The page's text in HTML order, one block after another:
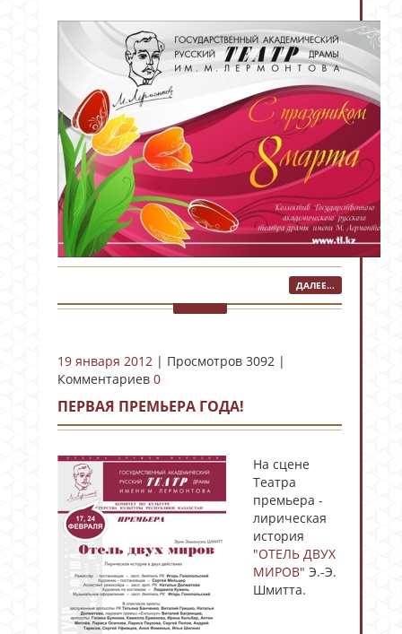
ДАЛЕЕ...
19 января 2012 | Просмотров 3092 |
Комментариев 0
ПЕРВАЯ ПРЕМЬЕРА ГОДА!
На сцене
Театра
премьера -
лирическая
история
"ОТЕЛЬ ДВУХ
МИРОВ" Э.-Э.
Шмитта.